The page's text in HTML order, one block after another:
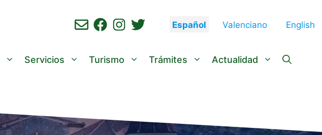
Español Valenciano English
Servicios Turismo Trámites Actualidad